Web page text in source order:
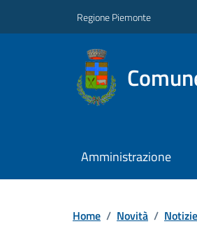
Regione Piemonte
Amministrazione
Home / Novità / Notizie